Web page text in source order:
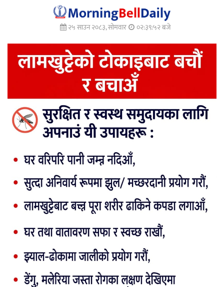
२५ साउन २०८३, सोमवार ०२:३९:५३ बजे